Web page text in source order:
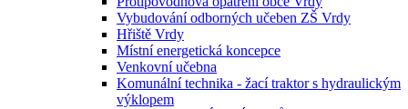
Vybudování odborných učeben ZŠ Vrdy
Hřiště Vrdy
Místní energetická koncepce
Venkovní učebna
Komunální technika - žací traktor s hydraulickým
výklopem